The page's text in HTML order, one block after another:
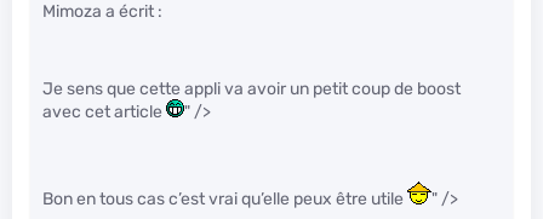
Mimoza a écrit :
Je sens que cette appli va avoir un petit coup de boost
avec cet article
" />
Bon en tous cas c’est vrai qu’elle peux être utile " />